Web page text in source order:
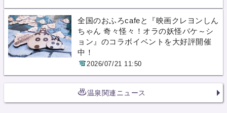
全国のおふろcafeと『映画クレヨンしん
ちゃん 奇々怪々！オラの妖怪バケ～シ
ョン』のコラボイベントを大好評開催
中！
2026/07/21 11:50
温泉関連ニュース